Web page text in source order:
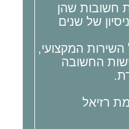
חשובות שהן
של שנים
המקצועי,
החשובה
רזיאל